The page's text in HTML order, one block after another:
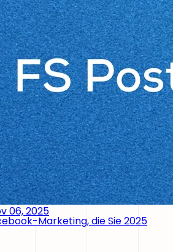
06, 2025
Marketing, die Sie 2025